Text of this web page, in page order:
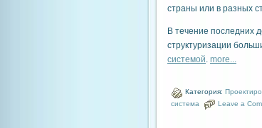
страны или в разных
В течение последних
структуризации
системой. more...
Категория:
система
Leave a